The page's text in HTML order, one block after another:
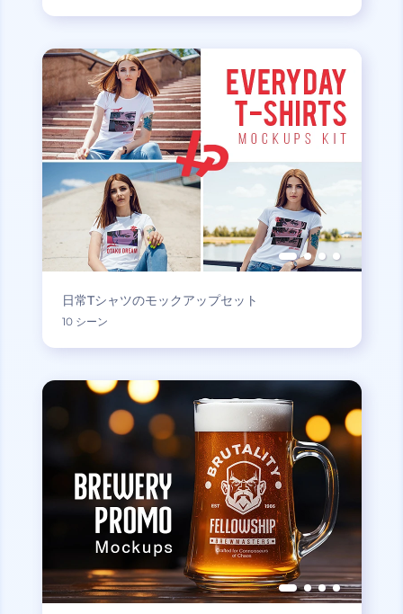
日常Tシャツのモックアップセット
10 シーン